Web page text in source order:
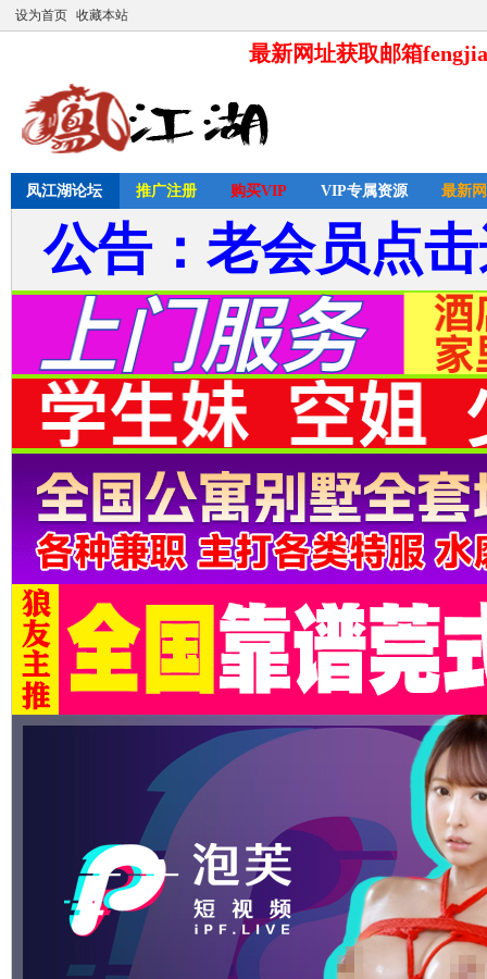
设为首页 收藏本站
最新网址获取邮箱
凤江湖论坛 推广注册 购买VIP VIP专属资源 最新
公告：老会员点